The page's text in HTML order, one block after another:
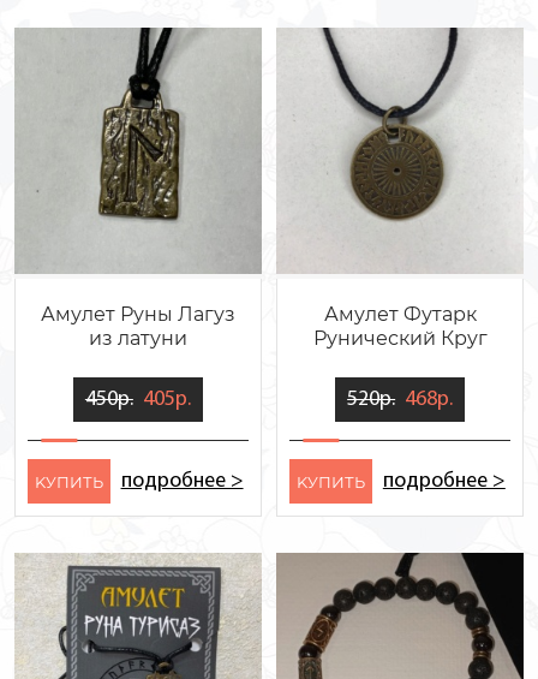
Амулет Руны Лагуз
из латуни
450р. 405р.
KУПИТЬ подробнее >
Амулет Футарк
Рунический Круг
520р. 468р.
KУПИТЬ подробнее >